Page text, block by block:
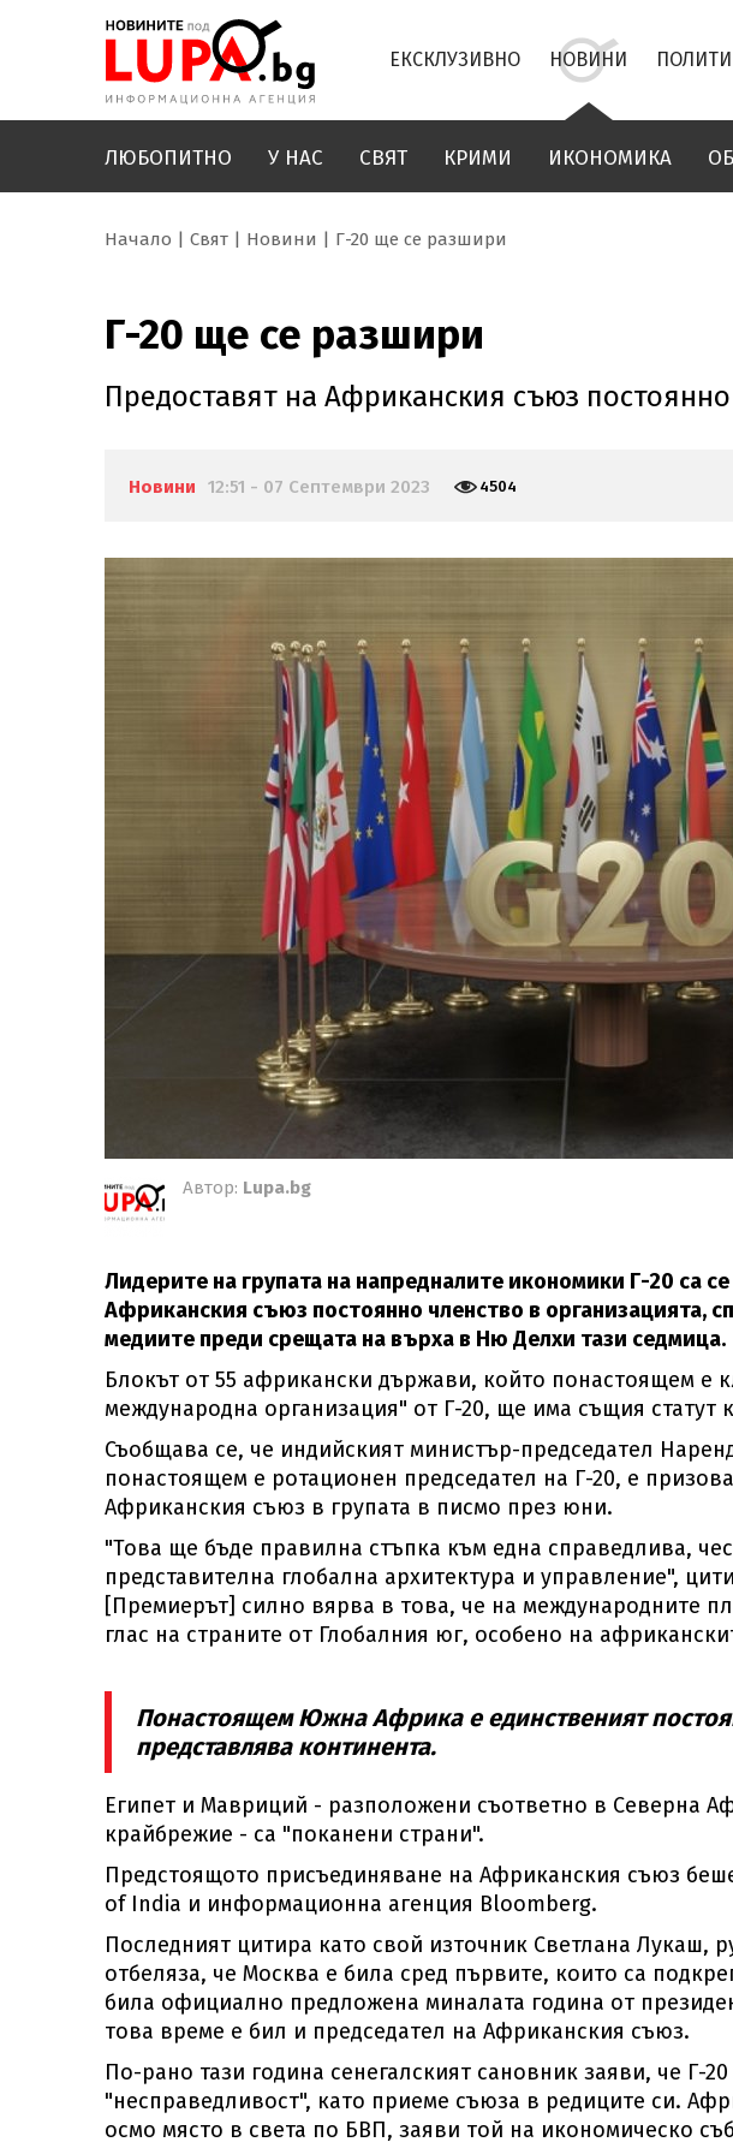
ЕКСКЛУЗИВНО НОВИНИ
ЛЮБОПИТНО У НАС СВЯТ КРИМИ ИКОНОМИКА
Начало Свят Новини Г-20 ще се разшири
Г-20 ще се разшири
Предоставят на Африканския съюз
Новини 12:51 - 07 Септември 2023 4504
Автор: Lupa.bg
Лидерите на групата на напредналите икономики Г-20 са
Африканския съюз постоянно членство в организацията,
медиите преди срещата на върха в Ню Делхи тази седмица.
Блокът от 55 африкански държави, който понастоящем е
международна организация" от Г-20, ще има същия статут
Съобщава се, че индийският министър-председател
понастоящем е ротационен председател на Г-20, е
Африканския съюз в групата в писмо през юни.
"Това ще бъде правилна стъпка към една справедлива,
представителна глобална архитектура и управление",
[Премиерът] силно вярва в това, че на международните
глас на страните от Глобалния юг, особено на
Понастоящем Южна Африка е единственият
представлява континента.
Египет и Мавриций - разположени съответно в Северна
крайбрежие - са "поканени страни".
Предстоящото присъединяване на Африканския съюз
of India и информационна агенция Bloomberg.
Последният цитира като свой източник Светлана Лукаш,
отбеляза, че Москва е била сред първите, които са
била официално предложена миналата година от
това време е бил и председател на Африканския съюз.
По-рано тази година сенегалският сановник заяви, че Г-
"несправедливост", като приеме съюза в редиците си.
осмо място в света по БВП, заяви той на икономическо